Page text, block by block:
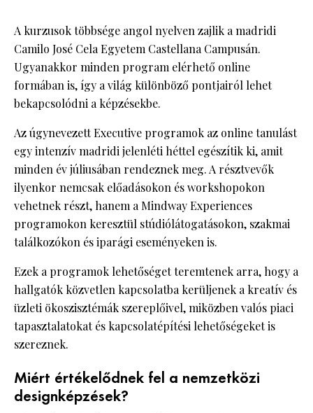
A kurzusok többsége angol nyelven zajlik a madridi
Camilo José Cela Egyetem Castellana Campusán.
Ugyanakkor minden program elérhető online
formában is, így a világ különböző pontjairól lehet
bekapcsolódni a képzésekbe.
Az úgynevezett Executive programok az online tanulást
egy intenzív madridi jelenléti héttel egészítik ki, amit
minden év júliusában rendeznek meg. A résztvevők
ilyenkor nemcsak előadásokon és workshopokon
vehetnek részt, hanem a Mindway Experiences
programokon keresztül stúdiólátogatásokon, szakmai
találkozókon és iparági eseményeken is.
Ezek a programok lehetőséget teremtenek arra, hogy a
hallgatók közvetlen kapcsolatba kerüljenek a kreatív és
üzleti ökoszisztémák szereplőivel, miközben valós piaci
tapasztalatokat és kapcsolatépítési lehetőségeket is
szereznek.
Miért értékelődnek fel a nemzetközi
designképzések?